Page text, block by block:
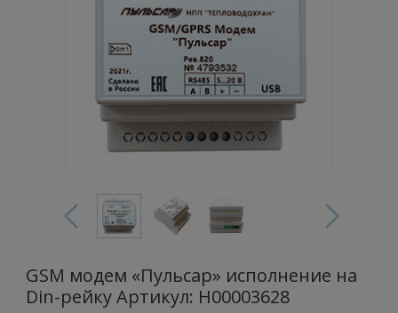
GSM модем «Пульсар» исполнение на
Din-рейку Артикул: Н00003628